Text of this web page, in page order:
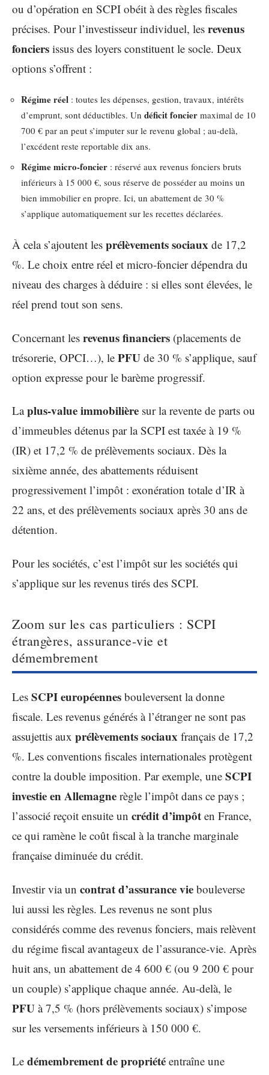
ou d’opération en SCPI obéit à des règles fiscales
précises. Pour l’investisseur individuel, les revenus
fonciers issus des loyers constituent le socle. Deux
options s’offrent :
Régime réel : toutes les dépenses, gestion, travaux, intérêts
d’emprunt, sont déductibles. Un déficit foncier maximal de 10
700 € par an peut s’imputer sur le revenu global ; au-delà,
l’excédent reste reportable dix ans.
Régime micro-foncier : réservé aux revenus fonciers bruts
inférieurs à 15 000 €, sous réserve de posséder au moins un
bien immobilier en propre. Ici, un abattement de 30 %
s’applique automatiquement sur les recettes déclarées.
À cela s’ajoutent les prélèvements sociaux de 17,2
%. Le choix entre réel et micro-foncier dépendra du
niveau des charges à déduire : si elles sont élevées, le
réel prend tout son sens.
Concernant les revenus financiers (placements de
trésorerie, OPCI…), le PFU de 30 % s’applique, sauf
option expresse pour le barème progressif.
Laplus-value immobilière sur la revente de parts ou
d’immeubles détenus par la SCPI est taxée à 19 %
(IR) et 17,2 % de prélèvements sociaux. Dès la
sixième année, des abattements réduisent
progressivement l’impôt : exonération totale d’IR à
22 ans, et des prélèvements sociaux après 30 ans de
détention.
Pour les sociétés, c’est l’impôt sur les sociétés qui
s’applique sur les revenus tirés des SCPI.
Zoom sur les cas particuliers : SCPI
étrangères, assurance-vie et
démembrement
Les SCPI européennes bouleversent la donne
fiscale. Les revenus générés à l’étranger ne sont pas
assujettis aux prélèvements sociaux français de 17,2
%. Les conventions fiscales internationales protègent
contre la double imposition. Par exemple, une SCPI
investie en Allemagne règle l’impôt dans ce pays ;
l’associé reçoit ensuite un crédit d’impôt en France,
ce qui ramène le coût fiscal à la tranche marginale
française diminuée du crédit.
Investir via un contrat d’assurance vie bouleverse
lui aussi les règles. Les revenus ne sont plus
considérés comme des revenus fonciers, mais relèvent
du régime fiscal avantageux de l’assurance-vie. Après
huit ans, un abattement de 4 600 € (ou 9 200 € pour
un couple) s’applique chaque année. Au-delà, le
PFU à 7,5 % (hors prélèvements sociaux) s’impose
sur les versements inférieurs à 150 000 €.
Le démembrement de propriété entraîne une